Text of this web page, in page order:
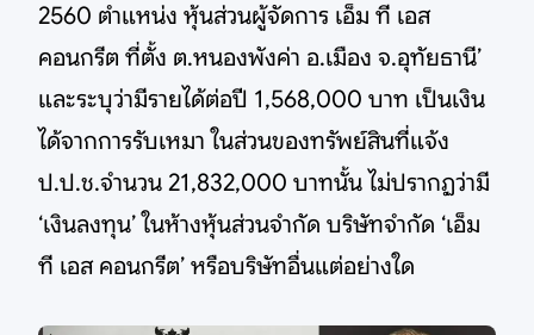
2560 ตำแหน่ง หุ้นส่วนผู้จัดการ เอ็ม ที เอส
คอนกรีต ที่ตั้ง ต.หนองพังค่า อ.เมือง จ.อุทัยธานี’
และระบุว่ามีรายได้ต่อปี 1,568,000 บาท เป็นเงิน
ได้จากการรับเหมา ในส่วนของทรัพย์สินที่แจ้ง
ป.ป.ช.จำนวน 21,832,000 บาทนั้น ไม่ปรากฏว่ามี
‘เงินลงทุน’ ในห้างหุ้นส่วนจำกัด บริษัทจำกัด ‘เอ็ม
ที เอส คอนกรีต’ หรือบริษัทอื่นแต่อย่างใด